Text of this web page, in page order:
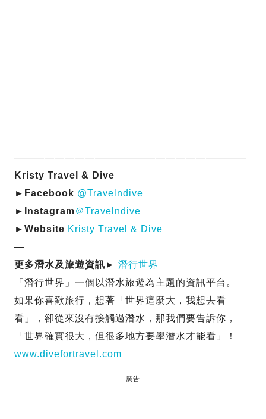
———————————————————————
Kristy Travel & Dive
►Facebook @Travelndive
►Instagram＠Travelndive
►Website Kristy Travel & Dive
—
更多潛水及旅遊資訊► 潛行世界
「潛行世界」一個以潛水旅遊為主題的資訊平台。
如果你喜歡旅行，想著「世界這麼大，我想去看
看」，卻從來沒有接觸過潛水，那我們要告訴你，
「世界確實很大，但很多地方要學潛水才能看」！
www.divefortravel.com
廣告